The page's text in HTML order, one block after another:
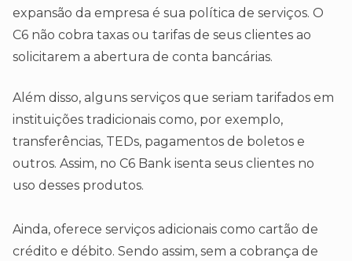
expansão da empresa é sua política de serviços. O
C6 não cobra taxas ou tarifas de seus clientes ao
solicitarem a abertura de conta bancárias.
Além disso, alguns serviços que seriam tarifados em
instituições tradicionais como, por exemplo,
transferências, TEDs, pagamentos de boletos e
outros. Assim, no C6 Bank isenta seus clientes no
uso desses produtos.
Ainda, oferece serviços adicionais como cartão de
crédito e débito. Sendo assim, sem a cobrança de